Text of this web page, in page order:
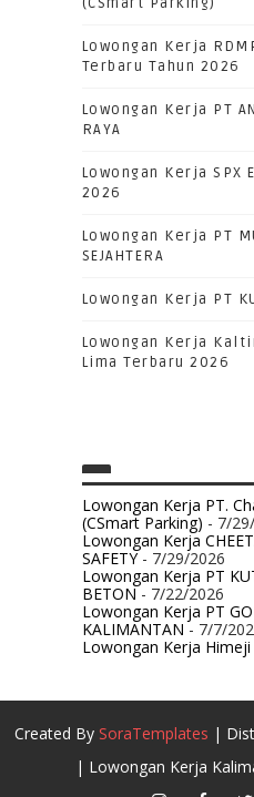
Lowongan Kerja
Terbaru Tahun 2026
Lowongan Kerja PT
RAYA
Lowongan Kerja SPX
2026
Lowongan Kerja PT
SEJAHTERA
Lowongan Kerja PT
Lowongan Kerja
Lima Terbaru 2026
Lowongan Kerja PT.
(CSmart Parking) - 7/
Lowongan Kerja
SAFETY- 7/29/2026
Lowongan Kerja PT
BETON- 7/22/2026
Lowongan Kerja PT
KALIMANTAN- 7/7/
Lowongan Kerja Himeji
Created By SoraTemplates |
| Lowongan Kerja